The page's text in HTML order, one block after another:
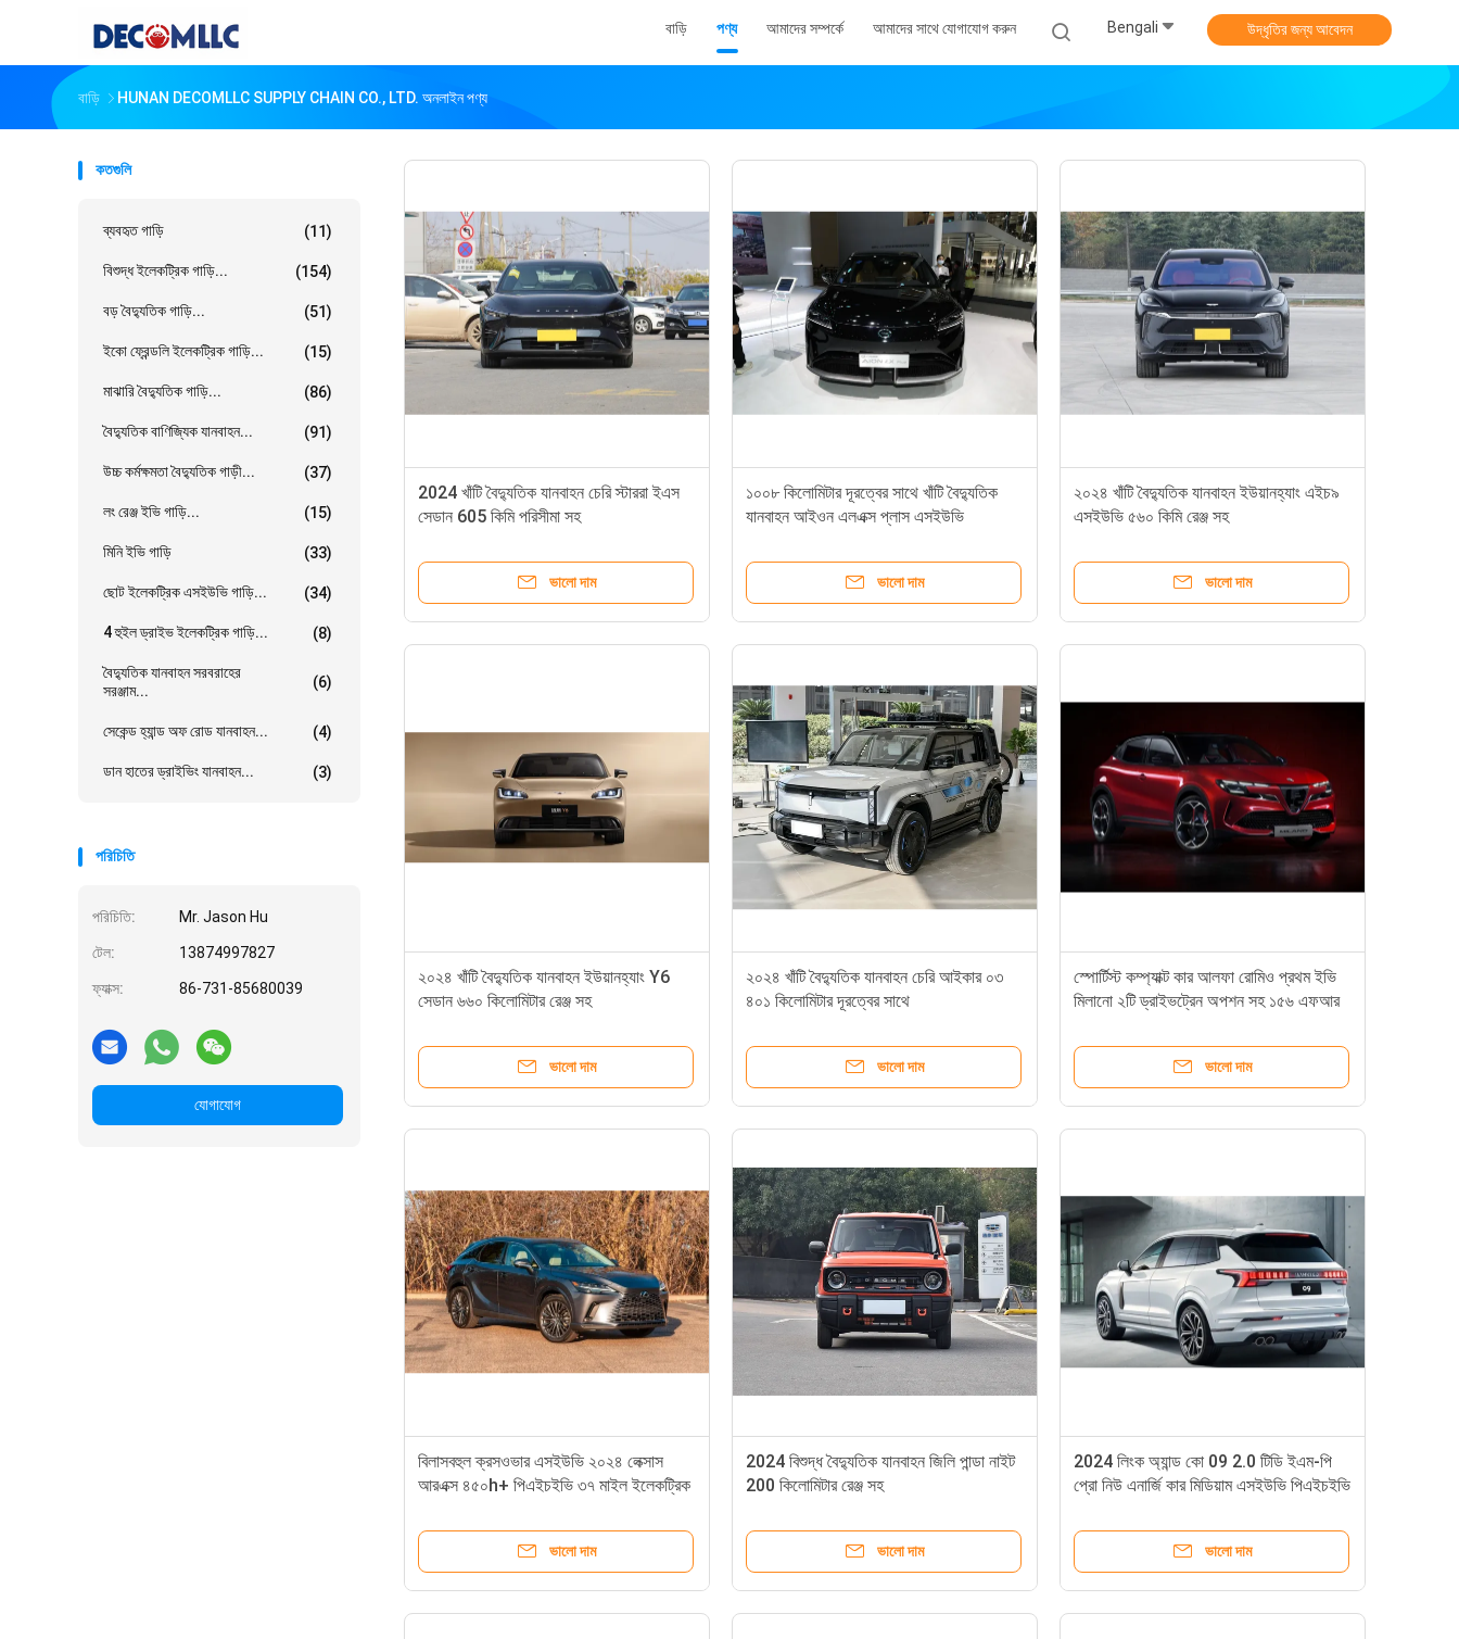
বাড়ি পণ্য আমাদের সম্পর্কে আমাদের সাথে যোগাযোগ করুন Bengali উদ্ধৃতির জন্য আবেদন
বাড়ি HUNAN DECOMLLC SUPPLY CHAIN CO., LTD. অনলাইন পণ্য
কতগুলি
ব্যবহৃত গাড়ি (11)
বিশুদ্ধ ইলেকট্রিক গাড়ি... (154)
বড় বৈদ্যুতিক গাড়ি... (51)
ইকো ফ্রেন্ডলি ইলেকট্রিক গাড়ি... (15)
মাঝারি বৈদ্যুতিক গাড়ি... (86)
বৈদ্যুতিক বাণিজ্যিক যানবাহন... (91)
উচ্চ কর্মক্ষমতা বৈদ্যুতিক গাড়ী... (37)
লং রেঞ্জ ইভি গাড়ি... (15)
মিনি ইভি গাড়ি (33)
ছোট ইলেকট্রিক এসইউভি গাড়ি... (34)
4 হুইল ড্রাইভ ইলেকট্রিক গাড়ি... (8)
বৈদ্যুতিক যানবাহন সরবরাহের
সরঞ্জাম...
(6)
সেকেন্ড হ্যান্ড অফ রোড যানবাহন... (4)
ডান হাতের ড্রাইভিং যানবাহন... (3)
পরিচিতি
পরিচিতি: Mr. Jason Hu
টেল: 13874997827
ফ্যাক্স: 86-731-85680039
যোগাযোগ
2024 খাঁটি বৈদ্যুতিক যানবাহন চেরি স্টাররা ইএস
সেডান 605 কিমি পরিসীমা সহ
ভালো দাম
১০০৮ কিলোমিটার দূরত্বের সাথে খাঁটি বৈদ্যুতিক
যানবাহন আইওন এলএক্স প্লাস এসইউভি
ভালো দাম
২০২৪ খাঁটি বৈদ্যুতিক যানবাহন ইউয়ানহ্যাং এইচ৯
এসইউভি ৫৬০ কিমি রেঞ্জ সহ
ভালো দাম
২০২৪ খাঁটি বৈদ্যুতিক যানবাহন ইউয়ানহ্যাং Y6
সেডান ৬৬০ কিলোমিটার রেঞ্জ সহ
ভালো দাম
২০২৪ খাঁটি বৈদ্যুতিক যানবাহন চেরি আইকার ০৩
৪০১ কিলোমিটার দূরত্বের সাথে
ভালো দাম
স্পোর্টিস্ট কম্প্যাক্ট কার আলফা রোমিও প্রথম ইভি
মিলানো ২টি ড্রাইভট্রেন অপশন সহ ১৫৬ এফআর
ভালো দাম
বিলাসবহুল ক্রসওভার এসইউভি ২০২৪ লেক্সাস
আরএক্স ৪৫০h+ পিএইচইভি ৩৭ মাইল ইলেকট্রিক
ভালো দাম
2024 বিশুদ্ধ বৈদ্যুতিক যানবাহন জিলি পান্ডা নাইট
200 কিলোমিটার রেঞ্জ সহ
ভালো দাম
2024 লিংক অ্যান্ড কো 09 2.0 টিডি ইএম-পি
প্রো নিউ এনার্জি কার মিডিয়াম এসইউভি পিএইচইভি
কিমি
ভালো দাম